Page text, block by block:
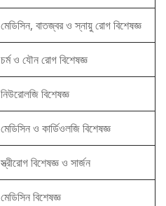
মেডিসিন, বাতজ্বর ও স্নায়ু রোগ বিশেষজ্ঞ
চর্ম ও যৌন রোগ বিশেষজ্ঞ
নিউরোলজি বিশেষজ্ঞ
মেডিসিন ও কার্ডিওলজি বিশেষজ্ঞ
স্ত্রীরোগ বিশেষজ্ঞ ও সার্জন
মেডিসিন বিশেষজ্ঞ